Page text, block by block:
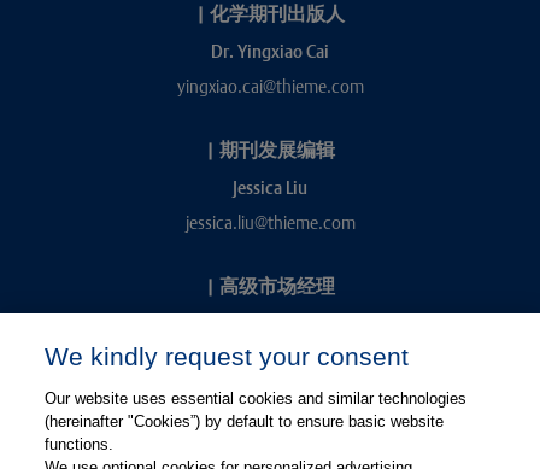
| 化学期刊出版人
Dr. Yingxiao Cai
yingxiao.cai@thieme.com
| 期刊发展编辑
Jessica Liu
jessica.liu@thieme.com
| 高级市场经理
kevin.chang@thieme.com
We kindly request your consent
Our website uses essential cookies and similar technologies
(hereinafter "Cookies”) by default to ensure basic website
functions.